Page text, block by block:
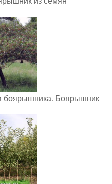
боярышника. Боярышник